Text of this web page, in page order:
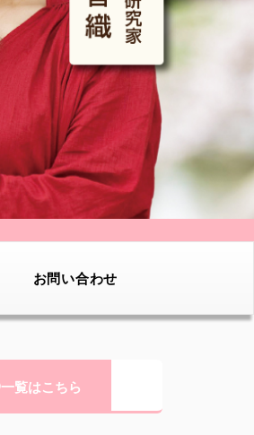
お問い合わせ
一覧はこちら